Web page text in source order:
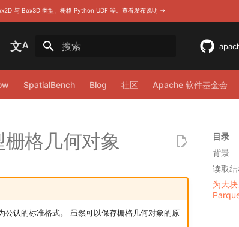
与 Box3D 类型、栅格 Python UDF 等。查看发布说明 →
文A
SpatialBench Blog 社区 Apache 软件基金会
目录
背景
读取
为大
格几何对象
公认的标准格式。 虽然可以保存栅格几何对象的原